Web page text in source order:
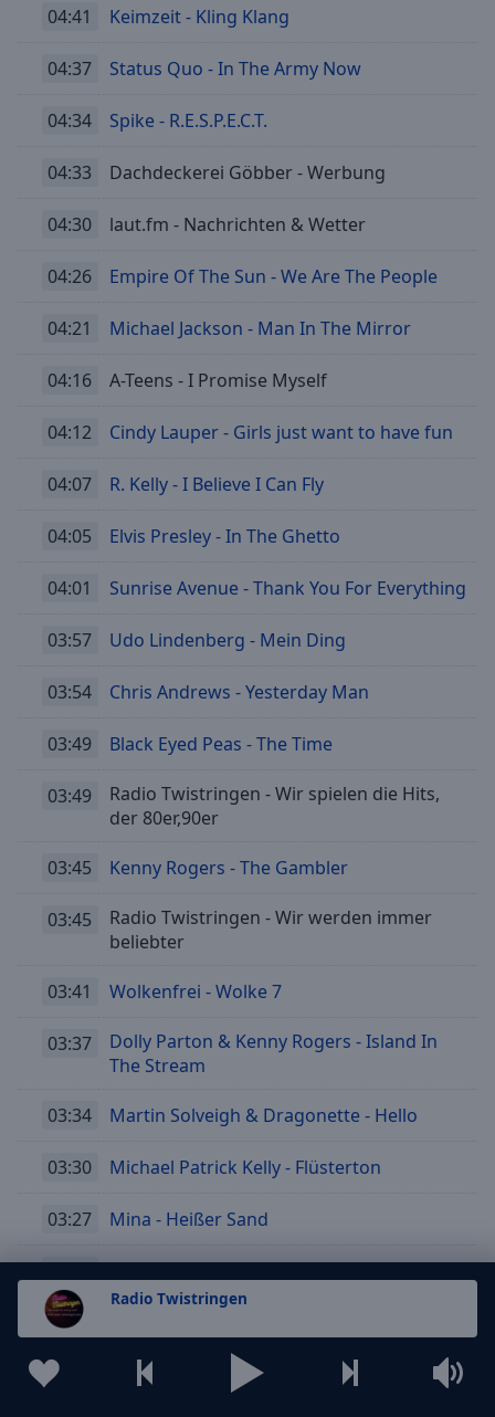
Radio Twistringen
04:41 Keimzeit - Kling Klang
04:37 Status Quo - In The Army Now
04:34 Spike - R.E.S.P.E.C.T.
04:33 Dachdeckerei Göbber - Werbung
04:30 laut.fm - Nachrichten & Wetter
04:26 Empire Of The Sun - We Are The People
04:21 Michael Jackson - Man In The Mirror
04:16 A-Teens - I Promise Myself
04:12 Cindy Lauper - Girls just want to have fun
04:07 R. Kelly - I Believe I Can Fly
04:05 Elvis Presley - In The Ghetto
04:01 Sunrise Avenue - Thank You For Everything
03:57 Udo Lindenberg - Mein Ding
03:54 Chris Andrews - Yesterday Man
03:49 Black Eyed Peas - The Time
03:49
Radio Twistringen - Wir spielen die Hits,
der 80er,90er
03:45 Kenny Rogers - The Gambler
03:45
Radio Twistringen - Wir werden immer
beliebter
03:41 Wolkenfrei - Wolke 7
03:37
Dolly Parton & Kenny Rogers - Island In
The Stream
03:34 Martin Solveigh & Dragonette - Hello
03:30 Michael Patrick Kelly - Flüsterton
03:27 Mina - Heißer Sand
03:20
03:18 Phil Collins - You Cant Hurry Love